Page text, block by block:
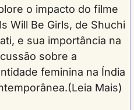
o impacto do filme
Will Be Girls, de Shuchi
e sua importância na
sobre a
feminina na Índia
Mais)